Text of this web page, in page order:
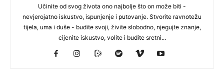
Učinite od svog života ono najbolje što on može biti -
nevjerojatno iskustvo, ispunjenje i putovanje. Stvorite ravnotežu
tijela, uma i duše - budite svoji, živite slobodno, njegujte znanje,
cijenite iskustvo, volite i budite sretni...